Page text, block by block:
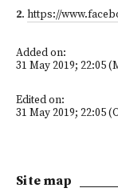
2. https://
Added on:
31 May 2019; 22:05
Edited on:
31 May 2019; 22:05
Site map